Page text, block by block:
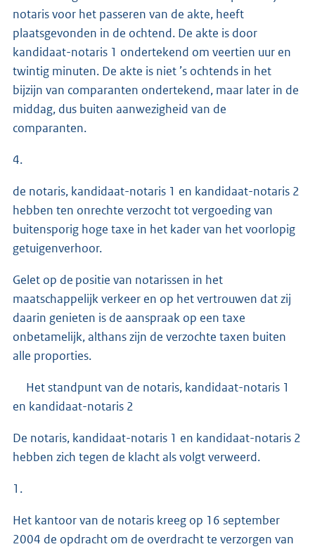
notaris voor het passeren van de akte, heeft
plaatsgevonden in de ochtend. De akte is door
kandidaat-notaris 1 ondertekend om veertien uur en
twintig minuten. De akte is niet ’s ochtends in het
bijzijn van comparanten ondertekend, maar later in de
middag, dus buiten aanwezigheid van de
comparanten.
4.
de notaris, kandidaat-notaris 1 en kandidaat-notaris 2
hebben ten onrechte verzocht tot vergoeding van
buitensporig hoge taxe in het kader van het voorlopig
getuigenverhoor.
Gelet op de positie van notarissen in het
maatschappelijk verkeer en op het vertrouwen dat zij
daarin genieten is de aanspraak op een taxe
onbetamelijk, althans zijn de verzochte taxen buiten
alle proporties.
Het standpunt van de notaris, kandidaat-notaris 1
en kandidaat-notaris 2
De notaris, kandidaat-notaris 1 en kandidaat-notaris 2
hebben zich tegen de klacht als volgt verweerd.
1.
Het kantoor van de notaris kreeg op 16 september
2004 de opdracht om de overdracht te verzorgen van